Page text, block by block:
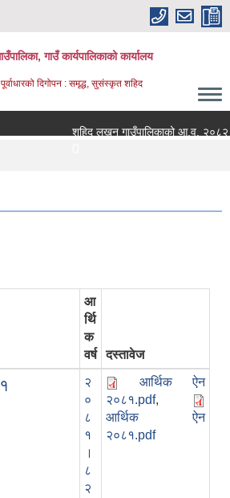
गाउँ कार्यपालिकाको कार्यालय
दिगोपन : समृद्ध, सुसंस्कृत शहिद
शहिद लखन गाउँपालिकाको आ.व. २०८२।८३
आ
र्थि
क
वर्ष
दस्तावेज
२
०
८
१
।
८
२
आर्थिक ऐन
२०८१.pdf,
आर्थिक ऐन
२०८१.pdf